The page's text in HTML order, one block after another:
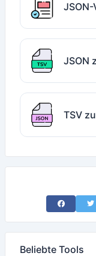
JSON
TSV
Share on
Beliebte Tools